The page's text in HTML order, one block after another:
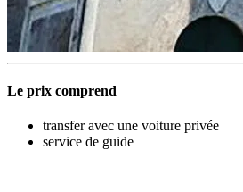
Le prix comprend
transfer avec une voiture privée
service de guide